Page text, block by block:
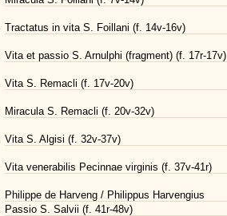
Tractatus in vita S. Foillani (f. 14v-16v)
Vita et passio S. Arnulphi (fragment) (f. 17r-17v)
Vita S. Remacli (f. 17v-20v)
Miracula S. Remacli (f. 20v-32v)
Vita S. Algisi (f. 32v-37v)
Vita venerabilis Pecinnae virginis (f. 37v-41r)
Philippe de Harveng / Philippus Harvengius
Passio S. Salvii (f. 41r-48v)